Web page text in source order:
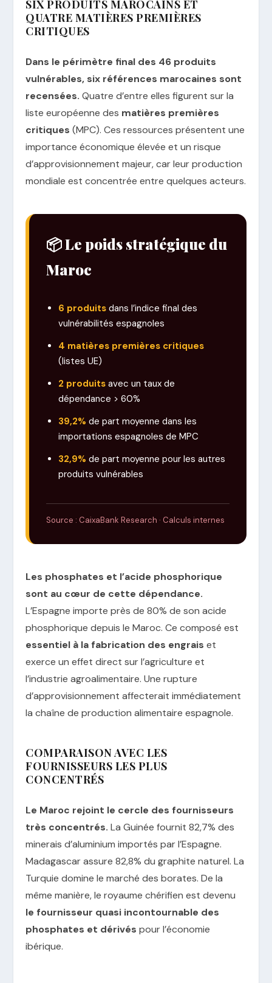
SIX PRODUITS MAROCAINS ET
QUATRE MATIÈRES PREMIÈRES
CRITIQUES
Dans le périmètre final des 46 produits
vulnérables, six références marocaines sont
recensées. Quatre d’entre elles figurent sur la
liste européenne des matières premières
critiques (MPC). Ces ressources présentent une
importance économique élevée et un risque
d’approvisionnement majeur, car leur production
mondiale est concentrée entre quelques acteurs.
📦 Le poids stratégique du
Maroc
6 produits dans l’indice final des
vulnérabilités espagnoles
4 matières premières critiques
(listes UE)
2 produits avec un taux de
dépendance > 60%
39,2% de part moyenne dans les
importations espagnoles de MPC
32,9% de part moyenne pour les autres
produits vulnérables
Source : CaixaBank Research · Calculs internes
Les phosphates et l’acide phosphorique
sont au cœur de cette dépendance.
L’Espagne importe près de 80% de son acide
phosphorique depuis le Maroc. Ce composé est
essentiel à la fabrication des engrais et
exerce un effet direct sur l’agriculture et
l’industrie agroalimentaire. Une rupture
d’approvisionnement affecterait immédiatement
la chaîne de production alimentaire espagnole.
COMPARAISON AVEC LES
FOURNISSEURS LES PLUS
CONCENTRÉS
Le Maroc rejoint le cercle des fournisseurs
très concentrés. La Guinée fournit 82,7% des
minerais d’aluminium importés par l’Espagne.
Madagascar assure 82,8% du graphite naturel. La
Turquie domine le marché des borates. De la
même manière, le royaume chérifien est devenu
le fournisseur quasi incontournable des
phosphates et dérivés pour l’économie
ibérique.